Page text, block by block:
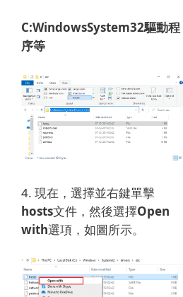
C:WindowsSystem32驅動程
序等
4. 現在，選擇並右鍵單擊
hosts文件，然後選擇Open
with選項，如圖所示。